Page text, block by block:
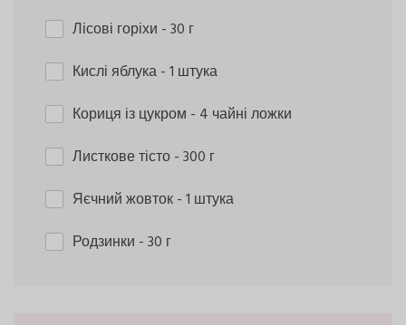
Лісові горіхи - 30 г
Кислі яблука- 1 штука
Кориця із цукром - 4 чайні ложки
Листкове тісто- 300 г
Яєчний жовток- 1 штука
Родзинки - 30 г